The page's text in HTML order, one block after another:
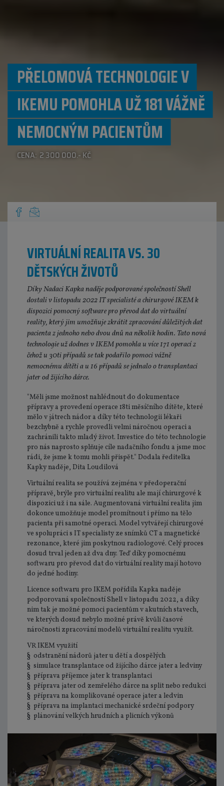
PŘELOMOVÁ TECHNOLOGIE V
IKEMU POMOHLA UŽ 181 VÁŽNĚ
NEMOCNÝM PACIENTŮM
CENA: 2 300 000.- KČ
VIRTUÁLNÍ REALITA VS. 30
DĚTSKÝCH ŽIVOTŮ
Díky Nadaci Kapka naděje podporované společností Shell
dostali v listopadu 2022 IT specialisté a chirurgové IKEM k
dispozici pomocný software pro převod dat do virtuální
reality, který jim umožňuje zkrátit zpracování důležitých dat
pacienta z jednoho nebo dvou dnů na několik hodin. Tato nová
technologie už dodnes v IKEM pomohla u více 171 operací z
čehož u 30ti případů se tak podařilo pomoci vážně
nemocnému dítěti a u 16 případů se jednalo o transplantaci
jater od žijícího dárce.
"Měli jsme možnost nahlédnout do dokumentace
přípravy a provedení operace 18ti měsíčního dítěte, které
mělo v játrech nádor a díky této technologii lékaři
bezchybně a rychle provedli velmi náročnou operaci a
zachránili takto mladý život. Investice do této technologie
pro nás naprosto splňuje cíle nadačního fondu a jsme moc
rádi, že jsme k tomu mohli přispět." Dodala ředitelka
Kapky naděje, Dita Loudilová
Virtuální realita se používá zejména v předoperační
přípravě, brýle pro virtuální realitu ale mají chirurgové k
dispozici už i na sále. Augmentovaná virtuální realita jim
dokonce umožňuje model promítnout i přímo na tělo
pacienta při samotné operaci. Model vytvářejí chirurgové
ve spolupráci s IT specialisty ze snímků CT a magnetické
rezonance, které jim poskytnou radiologové. Celý proces
dosud trval jeden až dva dny. Teď díky pomocnému
softwaru pro převod dat do virtuální reality mají hotovo
do jedné hodiny.
Licence softwaru pro IKEM pořídila Kapka naděje
podporovaná společností Shell v listopadu 2022, a díky
nim tak je možné pomoci pacientům v akutních stavech,
ve kterých dosud nebylo možné právě kvůli časové
náročnosti zpracování modelů virtuální realitu využít.
VR IKEM využití
§ odstranění nádorů jater u dětí a dospělých
§ simulace transplantace od žijícího dárce jater a ledviny
§ příprava příjemce jater k transplantaci
§ příprava jater od zemřelého dárce na split nebo redukci
§ příprava na komplikované operace jater a ledvin
§ příprava na implantaci mechanické srdeční podpory
§ plánování velkých hrudních a plicních výkonů